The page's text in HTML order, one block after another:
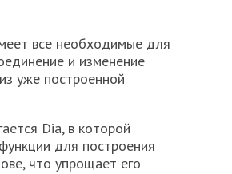
все необходимые для
и изменение
уже построенной
Dia, в которой
для построения
что упрощает его